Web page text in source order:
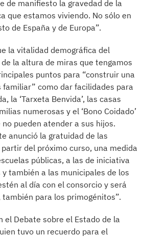
de manifiesto la gravedad de la
que estamos viviendo. No sólo en
de España y de Europa”.
la vitalidad demográfica del
la altura de miras que tengamos
puntos para “construir una
familiar” como dar facilidades para
la ‘Tarxeta Benvida’, las casas
numerosas y el ‘Bono Coidado’
pueden atender a sus hijos.
anunció la gratuidad de las
del próximo curso, una medida
públicas, a las de iniciativa
también a las municipales de los
al día con el consorcio y será
para los primogénitos”.
el Debate sobre el Estado de la
tuvo un recuerdo para el